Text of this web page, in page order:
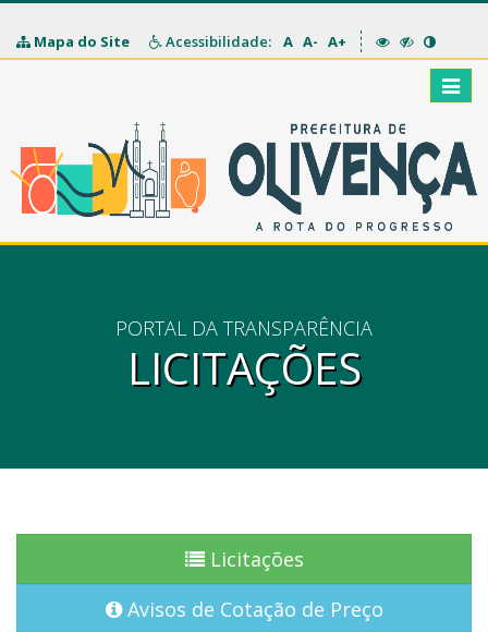
Mapa do Site Acessibilidade: A A- A+
Toggle
PORTAL DA TRANSPARÊNCIA
LICITAÇÕES
Licitações
Avisos de Cotação de Preço